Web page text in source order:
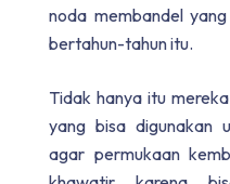
noda membandel
bertahun-tahun itu.
Tidak hanya itu
yang bisa digunakan
agar permukaan